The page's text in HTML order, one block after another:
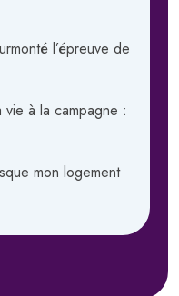
l’épreuve de
vie à la campagne :
mon logement